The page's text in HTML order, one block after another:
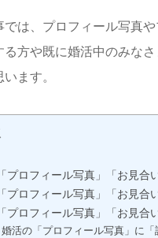
では、プロフィール写真
る方や既に婚活中のみな
ます。
プロフィール写真」「お見合
プロフィール写真」「お見合
プロフィール写真」「お見合
婚活の「プロフィール写真」に